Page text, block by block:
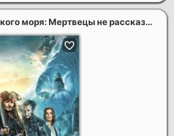
Пираты Карибского моря: Мертвецы не рассказывают сказки